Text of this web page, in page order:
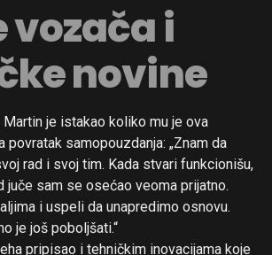
vozača i
novine
je istakao koliko mu je ova
povratak samopouzdanja: „Znam da
rad i svoj tim. Kada stvari funkcionišu,
juče sam se osećao veoma prijatno.
i uspeli da unapredimo osnovu.
je još poboljšati.“
pripisao i tehničkim inovacijama koje